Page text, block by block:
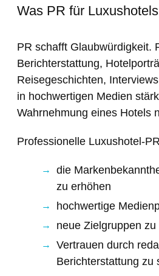
Was PR für
PR schafft Glaubwürdigkeit.
Berichterstattung,
Reisegeschichten,
in hochwertigen Medien
Wahrnehmung eines Hotels
Professionelle Luxushotel-
die
zu erhöhen
hochwertige
neue Zielgruppen zu
Vertrauen durch
Berichterstattung zu